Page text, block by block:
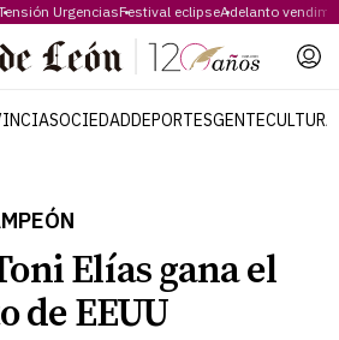
UrgenciasFestival eclipseAdelanto
SOCIEDADDEPORTESGENTECULTURA
Elías gana el
de EEUU